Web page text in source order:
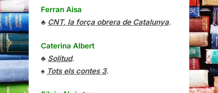
Ferran Aisa
♣ CNT, la força obrera de Catalunya.
Caterina Albert
♣ Solitud.
♠ Tots els contes 3.